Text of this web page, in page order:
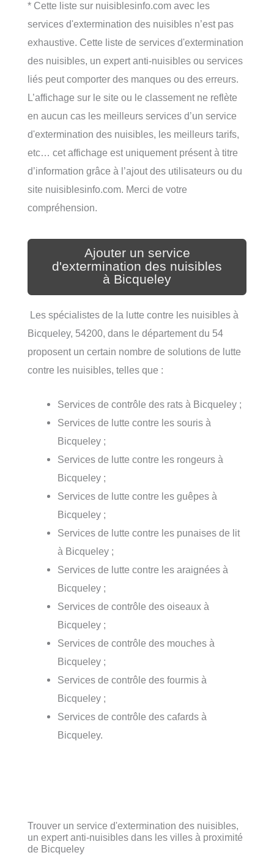
* Cette liste sur nuisiblesinfo.com avec les
services d'extermination des nuisibles n’est pas
exhaustive. Cette liste de services d'extermination
des nuisibles, un expert anti-nuisibles ou services
liés peut comporter des manques ou des erreurs.
L’affichage sur le site ou le classement ne reflète
en aucun cas les meilleurs services d’un service
d'extermination des nuisibles, les meilleurs tarifs,
etc… cet affichage est uniquement présent à titre
d’information grâce à l’ajout des utilisateurs ou du
site nuisiblesinfo.com. Merci de votre
compréhension.
Ajouter un service
d'extermination des nuisibles
à Bicqueley
Les spécialistes de la lutte contre les nuisibles à
Bicqueley, 54200, dans le département du 54
proposent un certain nombre de solutions de lutte
contre les nuisibles, telles que :
Services de contrôle des rats à Bicqueley ;
Services de lutte contre les souris à
Bicqueley ;
Services de lutte contre les rongeurs à
Bicqueley ;
Services de lutte contre les guêpes à
Bicqueley ;
Services de lutte contre les punaises de lit
à Bicqueley ;
Services de lutte contre les araignées à
Bicqueley ;
Services de contrôle des oiseaux à
Bicqueley ;
Services de contrôle des mouches à
Bicqueley ;
Services de contrôle des fourmis à
Bicqueley ;
Services de contrôle des cafards à
Bicqueley.
Trouver un service d'extermination des nuisibles,
un expert anti-nuisibles dans les villes à proximité
de Bicqueley